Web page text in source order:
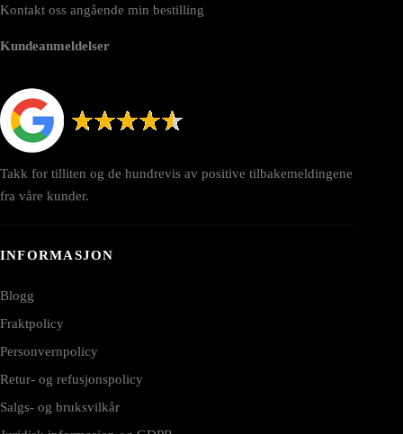
Kontakt oss angående min bestilling
Kundeanmeldelser
Takk for tilliten og de hundrevis av positive tilbakemeldingene
fra våre kunder.
INFORMASJON
Blogg
Fraktpolicy
Personvernpolicy
Retur- og refusjonspolicy
Salgs- og bruksvilkår